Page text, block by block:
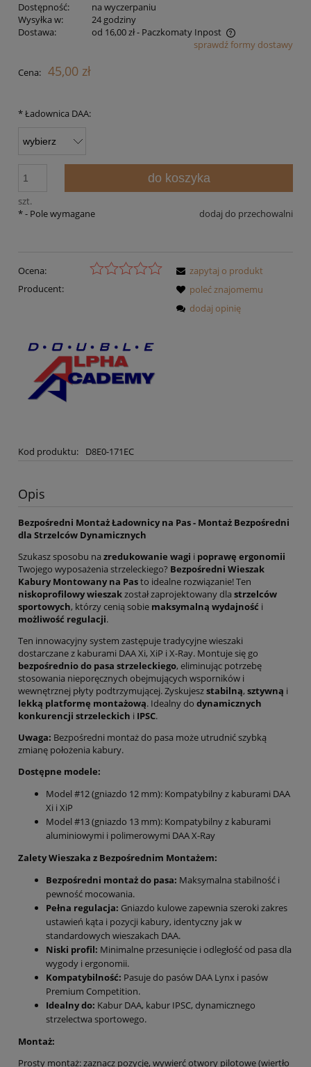
Dostępność:
na wyczerpaniu
Wysyłka w:
24 godziny
Dostawa:
od 16,00 zł- Paczkomaty Inpost
Cena nie zawiera ewentualnych kosztów płatnościsprawdź formy dostawy
Cena: 45,00 zł
*Ładownica DAA:
szt.
do koszyka
dodaj do przechowalni
*- Pole wymagane
Ocena:
Producent:
Kod produktu: D8E0-171EC
zapytaj o produkt
poleć znajomemu
dodaj opinię
Opis
Bezpośredni Montaż Ładownicy na Pas - Montaż Bezpośredni
dla Strzelców Dynamicznych
Szukasz sposobu na zredukowanie wagi i poprawę ergonomii
Twojego wyposażenia strzeleckiego? Bezpośredni Wieszak
Kabury Montowany na Pasto idealne rozwiązanie! Ten
niskoprofilowy wieszakzostał zaprojektowany dla strzelców
sportowych, którzy cenią sobie maksymalną wydajność i
możliwość regulacji.
Ten innowacyjny system zastępuje tradycyjne wieszaki
dostarczane z kaburami DAA Xi, XiP i X-Ray. Montuje się go
bezpośrednio do pasa strzeleckiego, eliminując potrzebę
stosowania nieporęcznych obejmujących wsporników i
wewnętrznej płyty podtrzymującej. Zyskujeszstabilną, sztywną i
lekką platformę montażową. Idealny do dynamicznych
konkurencji strzeleckich i IPSC.
Uwaga: Bezpośredni montaż do pasa może utrudnić szybką
zmianę położenia kabury.
Dostępne modele:
Model #12 (gniazdo 12 mm): Kompatybilny z kaburami DAA
Xi i XiP
Model #13 (gniazdo 13 mm): Kompatybilny z kaburami
aluminiowymi i polimerowymi DAA X-Ray
Zalety Wieszaka z Bezpośrednim Montażem:
Bezpośredni montaż do pasa: Maksymalna stabilność i
pewność mocowania.
Pełna regulacja: Gniazdo kulowe zapewnia szeroki zakres
ustawień kąta i pozycji kabury, identyczny jak w
standardowych wieszakach DAA.
Niski profil: Minimalne przesunięcie i odległość od pasa dla
wygody i ergonomii.
Kompatybilność: Pasuje do pasów DAA Lynx i pasów
Premium Competition.
Idealny do: Kabur DAA, kabur IPSC, dynamicznego
strzelectwa sportowego.
Montaż:
Prosty montaż: zaznacz pozycję, wywierć otwory pilotowe (wiertło